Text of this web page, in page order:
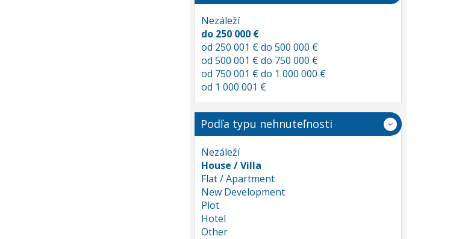
Nezáleží
do 250 000 €
od 250 001 € do 500 000 €
od 500 001 € do 750 000 €
od 750 001 € do 1 000 000 €
od 1 000 001 €
Podľa typu nehnuteľnosti
Nezáleží
House / Villa
Flat / Apartment
New Development
Plot
Hotel
Other